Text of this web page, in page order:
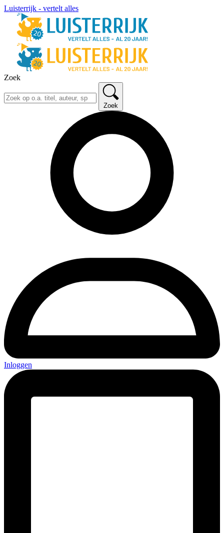
Luisterrijk - vertelt alles
Zoek
Zoek
Inloggen